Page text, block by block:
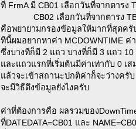
ที่่ FrmA มี CB01 เลือกวันที่จากตารง
CB02 เลือกวันที่จากตารง
คือพยายามกรองข้อมูลให้มากที่สุดครั
ทีนี้ผมอยากหาค่า MCDOWNTIME
ซึ่งบางทีก็มี 2 แถว บางที่ก็มี 3 แถว 10
และแถวแรกที่เริ่มต้นมีค่าเท่ากับ 0 เ
แล้วจะเข้าสถานะปกติค่าก็จะว่างครับ
จะมีวิธีดึงข้อมูลยังไงครับ
ค่าที่ต้องการคือ ผลรวมของ
ที่DATEDATA=CB01 และ